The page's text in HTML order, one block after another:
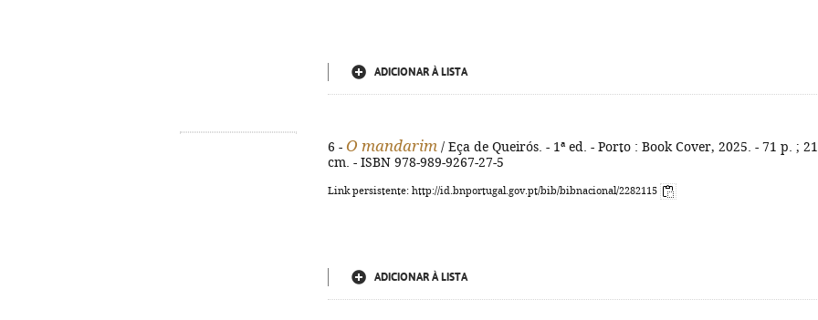
ADICIONAR À LISTA
6 - O mandarim / Eça de Queirós. - 1ª ed. - Porto : Book Cover, 2025. - 71 p. ; 21
cm. - ISBN 978-989-9267-27-5
Link persistente: http://id.bnportugal.gov.pt/bib/bibnacional/2282115
ADICIONAR À LISTA